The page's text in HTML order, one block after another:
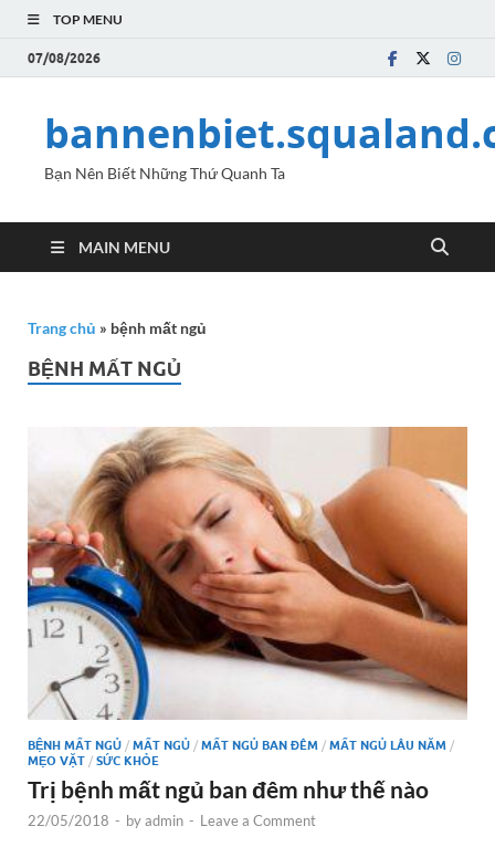
TOP MENU
07/08/2026
Bạn Nên Biết Những Thứ Quanh Ta
MAIN MENU
Trang chủ » bệnh mất ngủ
BỆNH MẤT NGỦ
BỆNH MẤT NGỦ / MẤT NGỦ / MẤT NGỦ BAN ĐÊM / MẤT NGỦ LÂU NĂM /
MẸO VẶT / SỨC KHỎE
Trị bệnh mất ngủ ban đêm như thế nào
22/05/2018 - byadmin - Leave a Comment